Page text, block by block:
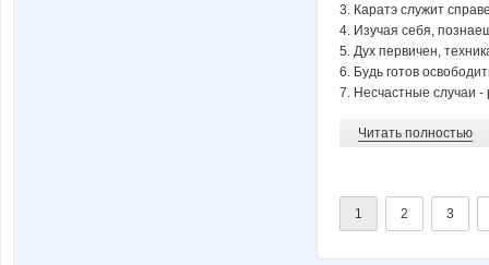
3. Каратэ служит
4. Изучая себя,
5. Дух первичен,
6. Будь готов
7. Несчастные случаи -
Читать полностью
1 2 3